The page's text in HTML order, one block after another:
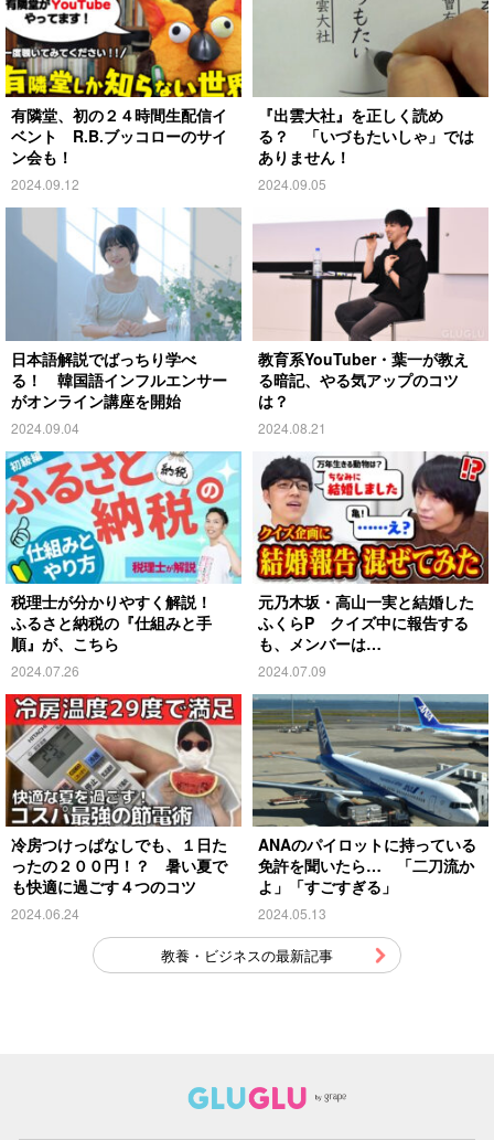
有隣堂、初の２４時間生配信イ
ベント R.B.ブッコローのサイ
ン会も！
2024.09.12
『出雲大社』を正しく読め
る？ 「いづもたいしゃ」では
ありません！
2024.09.05
日本語解説でばっちり学べ
る！ 韓国語インフルエンサー
がオンライン講座を開始
2024.09.04
教育系YouTuber・葉一が教え
る暗記、やる気アップのコツ
は？
2024.08.21
税理士が分かりやすく解説！
ふるさと納税の『仕組みと手
順』が、こちら
2024.07.26
元乃木坂・高山一実と結婚した
ふくらP クイズ中に報告する
も、メンバーは…
2024.07.09
冷房つけっぱなしでも、１日た
ったの２００円！？ 暑い夏で
も快適に過ごす４つのコツ
2024.06.24
ANAのパイロットに持っている
免許を聞いたら… 「二刀流か
よ」「すごすぎる」
2024.05.13
教養・ビジネスの最新記事